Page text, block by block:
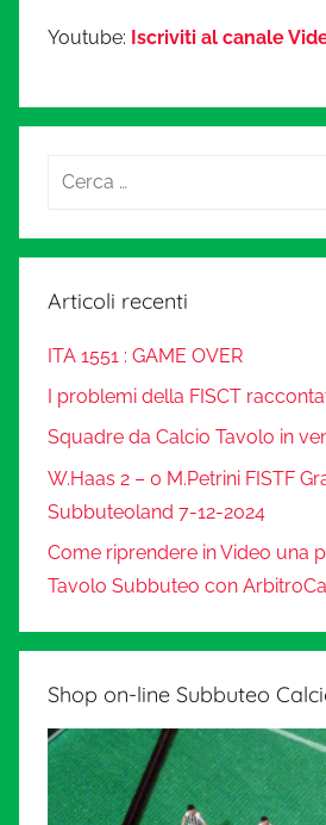
Youtube: Iscriviti al canale
Articoli recenti
ITA 1551 : GAME OVER
I problemi della FISCT
Squadre da Calcio Tavolo in
W.Haas 2 – 0 M.Petrini FISTF
Subbuteoland 7-12-2024
Come riprendere in Video una
Tavolo Subbuteo con
Shop on-line Subbuteo